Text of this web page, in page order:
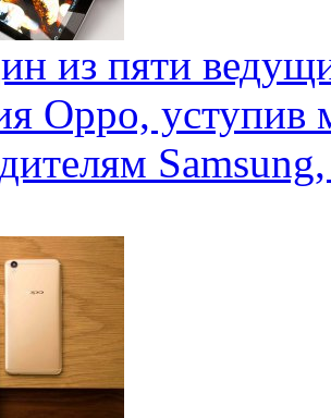
из пяти
Oppo, уступив